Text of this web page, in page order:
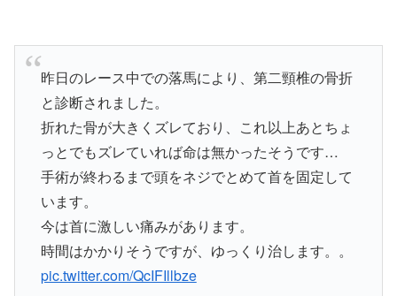
昨日のレース中での落馬により、第二頸椎の骨折
と診断されました。
折れた骨が大きくズレており、これ以上あとちょ
っとでもズレていれば命は無かったそうです…
手術が終わるまで頭をネジでとめて首を固定して
います。
今は首に激しい痛みがあります。
時間はかかりそうですが、ゆっくり治します。。
pic.twitter.com/QcIFIllbze